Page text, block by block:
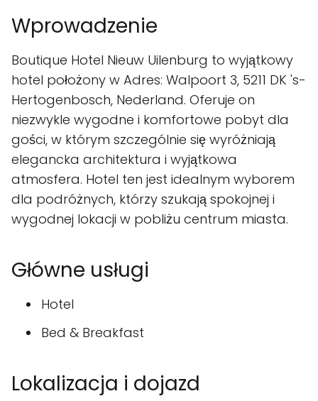
Wprowadzenie
Boutique Hotel Nieuw Uilenburg to wyjątkowy
hotel położony w Adres: Walpoort 3, 5211 DK 's-
Hertogenbosch, Nederland. Oferuje on
niezwykle wygodne i komfortowe pobyt dla
gości, w którym szczególnie się wyróżniają
elegancka architektura i wyjątkowa
atmosfera. Hotel ten jest idealnym wyborem
dla podróżnych, którzy szukają spokojnej i
wygodnej lokacji w pobliżu centrum miasta.
Główne usługi
Hotel
Bed & Breakfast
Lokalizacja i dojazd